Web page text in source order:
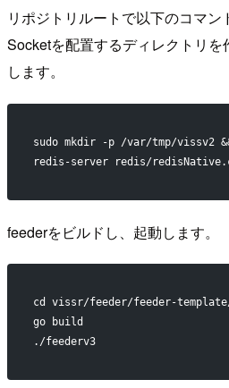
リポジトリルートで以下のコマ
Socketを配置するディレクトリ
します。
sudo mkdir -p /var/tmp/vissv2
redis-server redis/
feederをビルドし、起動します。
cd vissr/feeder/feeder-
go build
./feederv3